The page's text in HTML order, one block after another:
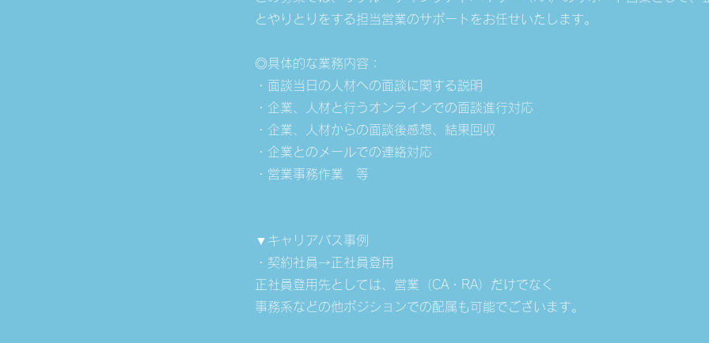
とやりとりをする担当営業のサポートをお任せいたします。
◎具体的な業務内容：
・面談当日の人材への面談に関する説明
・企業、人材と行うオンラインでの面談進行対応
・企業、人材からの面談後感想、結果回収
・企業とのメールでの連絡対応
・営業事務作業 等
▼キャリアパス事例
・契約社員→正社員登用
正社員登用先としては、営業（CA・RA）だけでなく
事務系などの他ポジションでの配属も可能でございます。